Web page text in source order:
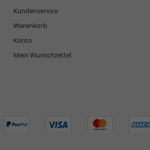
Kundenservice
Warenkorb
Konto
Mein Wunschzettel